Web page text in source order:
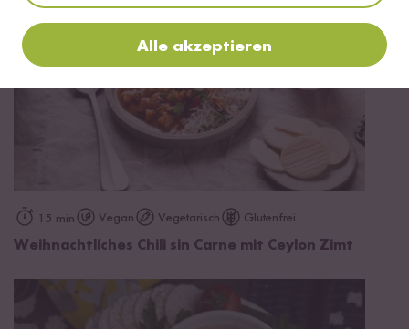
15 min Vegan Vegetarisch Glutenfrei
Weihnachtliches Chili sin Carne mit Ceylon Zimt
Alle akzeptieren